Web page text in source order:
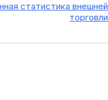
статистика внешней
торговли